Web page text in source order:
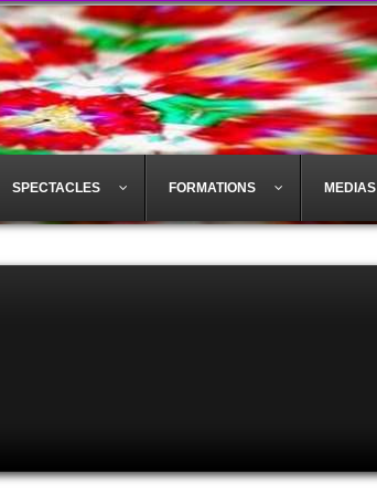
SPECTACLES FORMATIONS MEDIAS